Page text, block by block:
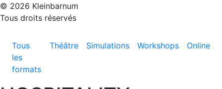
© 2026 Kleinbarnum
Tous droits réservés
Tous
les
formats
Théâtre Simulations Workshops Online